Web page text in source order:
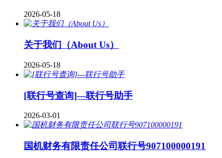
2026-05-18
关于我们（About Us）
2026-05-18
[联行号查询]---联行号助手
2026-03-01
国机财务有限责任公司联行号907100000191